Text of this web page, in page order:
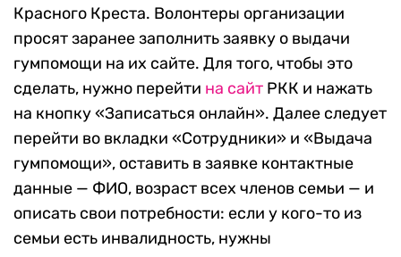
Красного Креста. Волонтеры организации
просят заранее заполнить заявку о выдачи
гумпомощи на их сайте. Для того, чтобы это
сделать, нужно перейти на сайт РКК и нажать
на кнопку «Записаться онлайн». Далее следует
перейти во вкладки «Сотрудники» и «Выдача
гумпомощи», оставить в заявке контактные
данные — ФИО, возраст всех членов семьи — и
описать свои потребности: если у кого-то из
семьи есть инвалидность, нужны